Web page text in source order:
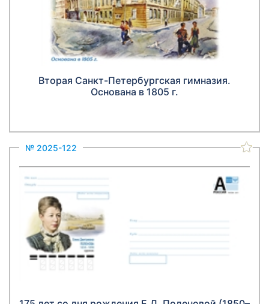
Вторая Санкт-Петербургская гимназия.
Основана в 1805 г.
№ 2025-122